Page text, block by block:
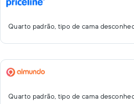
Quarto padrão, tipo de cama
Quarto padrão, tipo de cama